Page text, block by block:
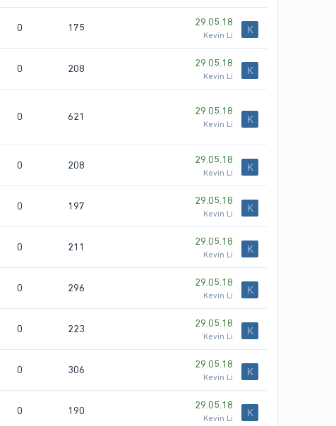
0 175 29.05.18
Kevin Li K
0 208 29.05.18
Kevin Li K
0 621 29.05.18
Kevin Li K
0 208 29.05.18
Kevin Li K
0 197 29.05.18
Kevin Li K
0 211 29.05.18
Kevin Li K
0 296 29.05.18
Kevin Li K
0 223 29.05.18
Kevin Li K
0 306 29.05.18
Kevin Li K
0 190 29.05.18
Kevin Li K